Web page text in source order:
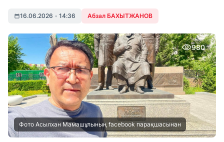
16.06.2026 • 14:36 Абзал БАХЫТЖАНОВ
980
Фото Асылхан Мамашұлының facebook парақшасынан